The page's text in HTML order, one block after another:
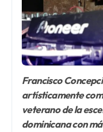
Francisco Concepción, conocido
artísticamente
veterano de la
dominicana con